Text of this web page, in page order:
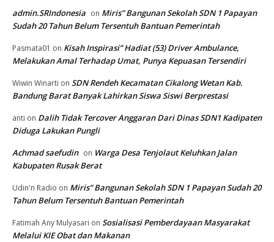
admin.SRIndonesia on Miris” Bangunan Sekolah SDN 1 Papayan
Sudah 20 Tahun Belum Tersentuh Bantuan Pemerintah
Pasmata01 on Kisah Inspirasi” Hadiat (53) Driver Ambulance,
Melakukan Amal Terhadap Umat, Punya Kepuasan Tersendiri
Wiwin Winarti on SDN Rendeh Kecamatan Cikalong Wetan Kab.
Bandung Barat Banyak Lahirkan Siswa Siswi Berprestasi
anti on Dalih Tidak Tercover Anggaran Dari Dinas SDN1 Kadipaten
Diduga Lakukan Pungli
Achmad saefudin on Warga Desa Tenjolaut Keluhkan Jalan
Kabupaten Rusak Berat
Udin'n Radio on Miris” Bangunan Sekolah SDN 1 Papayan Sudah 20
Tahun Belum Tersentuh Bantuan Pemerintah
Fatimah Any Mulyasari on Sosialisasi Pemberdayaan Masyarakat
Melalui KIE Obat dan Makanan